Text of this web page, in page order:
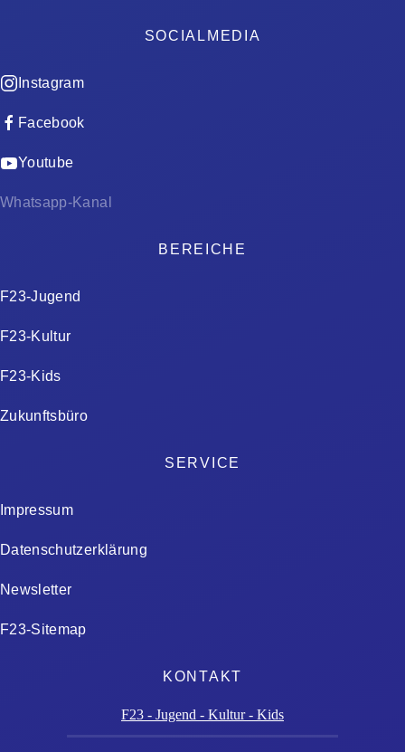
SOCIALMEDIA
Instagram
Facebook
Youtube
Whatsapp-Kanal
BEREICHE
F23-Jugend
F23-Kultur
F23-Kids
Zukunftsbüro
SERVICE
Impressum
Datenschutzerklärung
Newsletter
F23-Sitemap
KONTAKT
F23 - Jugend - Kultur - Kids